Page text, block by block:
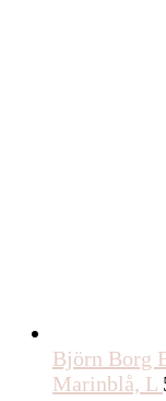
Björn Borg
Marinblå, L